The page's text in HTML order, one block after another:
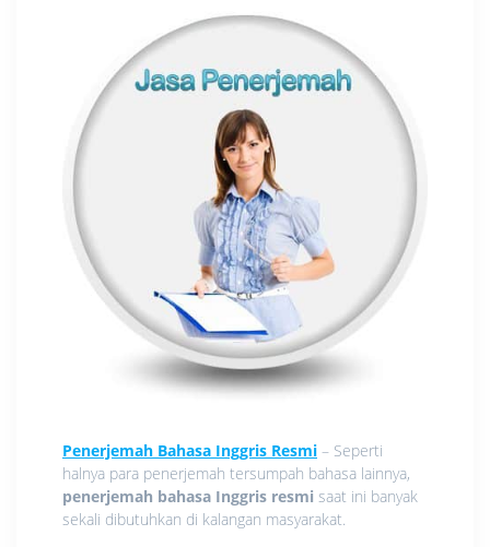
Penerjemah Bahasa Inggris Resmi – Seperti
halnya para penerjemah tersumpah bahasa lainnya,
penerjemah bahasa Inggris resmi saat ini banyak
sekali dibutuhkan di kalangan masyarakat.